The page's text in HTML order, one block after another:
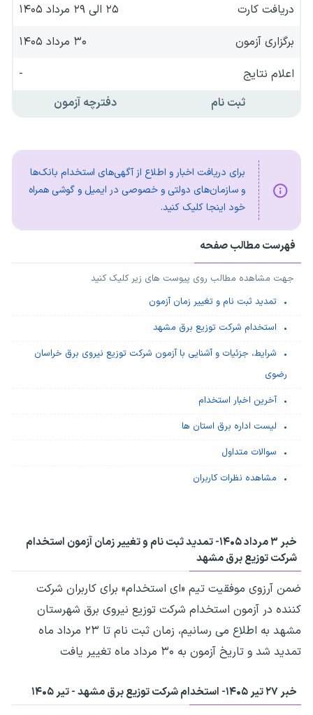
دریافت کارت
۲۵ الی ۲۹ مرداد ۱۴۰۵
برگزاری آزمون
۳۰ مرداد ۱۴۰۵
اعلام نتایج
-
ثبت نام
دفترچه آزمون
برای دریافت اخبار و اطلاع از آگهی‌های استخدام بانک‌ها
و سازمان‌های دولتی و خصوصی در ایمیل و گوشی همراه
خود اینجا کلیک کنید.
فهرست مطالب صفحه
جهت مشاهده مطالب روی پیوست های زیر کلیک کنید
تمدید ثبت نام و تغییر زمان آزمون
استخدام شرکت توزیع برق مشهد
شرایط، جزئیات و آشنایی با آزمون شرکت توزیع نیروی برق خراسان
رضوی
آخرین اخبار استخدام
لیست اداره برق استان ها
سوالات متداول
مشاهده نظرات کاربران
خبر ۳ مرداد ۱۴۰۵-
تمدید ثبت نام و تغییر زمان آزمون استخدام
شرکت توزیع برق مشهد
ضمن آرزوی موفقیت تیم «ای استخدام» برای کاربران شرکت
کننده در آزمون استخدام شرکت توزیع نیروی برق شهرستان
مشهد به اطلاع می رسانیم، زمان ثبت نام تا ۲۳ مرداد ماه
تمدید شد و تاریخ آزمون به ۳۰ مرداد ماه تغییر یافت
خبر ۲۷ تیر ۱۴۰۵- استخدام شرکت توزیع برق مشهد - تیر ۱۴۰۵